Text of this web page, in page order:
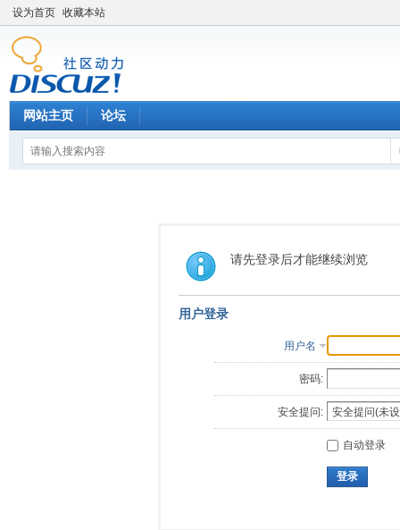
设为首页 收藏本站
网站主页 论坛
请先登录后才能继续浏览
用户登录
用户名
密码:
安全提问:
自动登录
登录